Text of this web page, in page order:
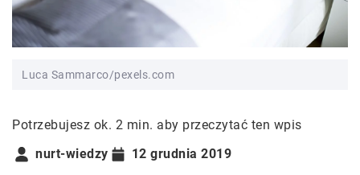
Luca Sammarco/pexels.com
Potrzebujesz ok. 2 min. aby przeczytać ten wpis
nurt-wiedzy
12 grudnia 2019